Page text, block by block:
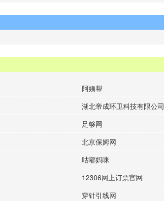
阿姨帮
湖北帝成环卫科技有限公司
足够网
北京保姆网
咕嘟妈咪
12306网上订票官网
穿针引线网